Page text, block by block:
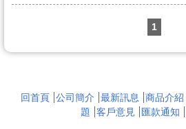
1
回首頁 公司簡介 最新訊息 商品介紹
題
客戶意見 匯款通知